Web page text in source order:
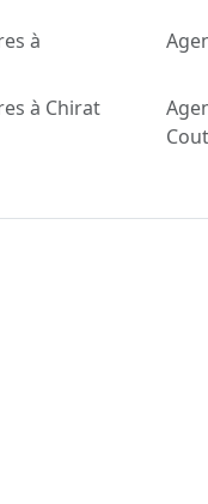
à
à Chirat